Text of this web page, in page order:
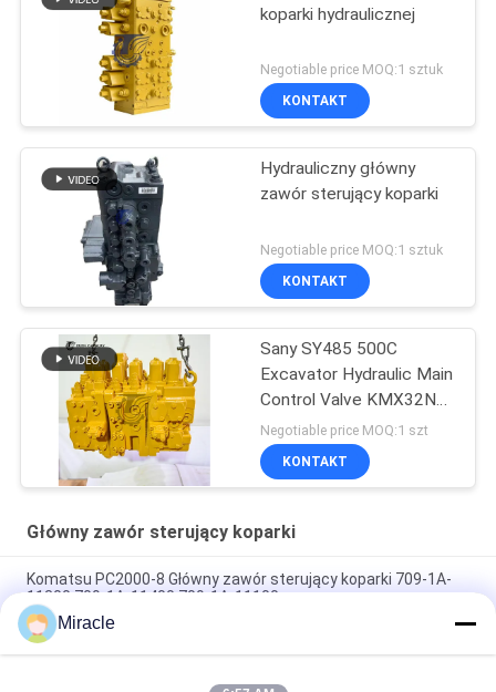
koparki hydraulicznej
Negotiable price MOQ:1 sztuk
KONTAKT
Hydrauliczny główny
zawór sterujący koparki
Negotiable price MOQ:1 sztuk
KONTAKT
Sany SY485 500C
Excavator Hydraulic Main
Control Valve KMX32NA
High Quality
Negotiable price MOQ:1 szt
KONTAKT
Główny zawór sterujący koparki
Komatsu PC2000-8 Główny zawór sterujący koparki 709-1A-
11300 709-1A-11400 709-1A-11100
PC160LC-7 PC160-7 Wynęgarka z zawórami sterującymi
Komatsu, 723-57-16100 Główne części wykopalni
Miracle